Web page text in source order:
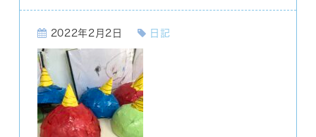
2022年2月2日 日記